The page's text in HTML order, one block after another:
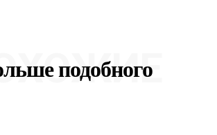
подобного